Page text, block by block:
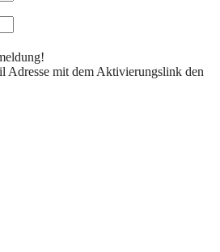
Adresse mit dem Aktivierungslink den